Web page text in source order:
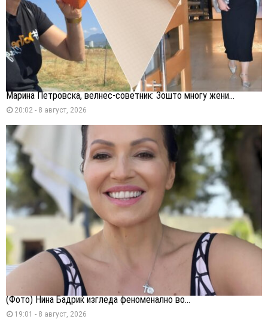
Марина Петровска, велнес-советник: Зошто многу жени...
20:02 - 8 август, 2026
(Фото) Нина Бадриќ изгледа феноменално во...
19:01 - 8 август, 2026